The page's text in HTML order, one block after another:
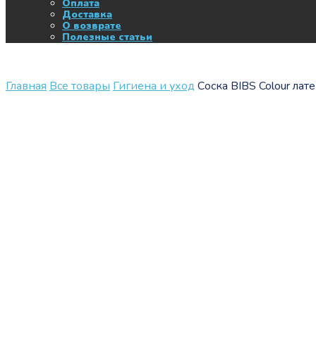
Оплата
Доставка
О возврате
Полезные статьи
Главная Все товары Гигиена и уход Соска BIBS Colour